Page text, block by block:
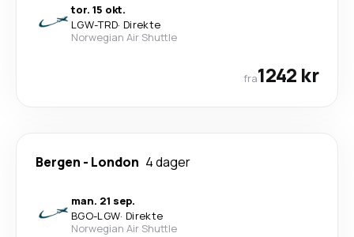
tor. 15 okt.
LGW-TRD· Direkte
Norwegian Air Shuttle
fra1242 kr
Bergen - London 4 dager
man. 21 sep.
BGO-LGW· Direkte
Norwegian Air Shuttle